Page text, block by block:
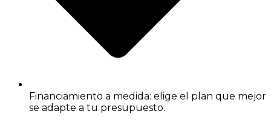
Financiamiento a medida: elige el plan que mejor
se adapte a tu presupuesto.